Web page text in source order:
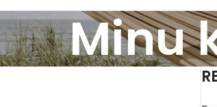
Minu